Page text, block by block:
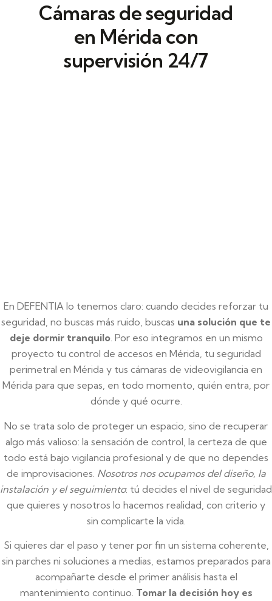
Cámaras de seguridad
en Mérida con
supervisión 24/7
En DEFENTIA lo tenemos claro: cuando decides reforzar tu
seguridad, no buscas más ruido, buscas una solución que te
deje dormir tranquilo. Por eso integramos en un mismo
proyecto tu control de accesos en Mérida, tu seguridad
perimetral en Mérida y tus cámaras de videovigilancia en
Mérida para que sepas, en todo momento, quién entra, por
dónde y qué ocurre.
No se trata solo de proteger un espacio, sino de recuperar
algo más valioso: la sensación de control, la certeza de que
todo está bajo vigilancia profesional y de que no dependes
de improvisaciones. Nosotros nos ocupamos del diseño, la
instalación y el seguimiento: tú decides el nivel de seguridad
que quieres y nosotros lo hacemos realidad, con criterio y
sin complicarte la vida.
Si quieres dar el paso y tener por fin un sistema coherente,
sin parches ni soluciones a medias, estamos preparados para
acompañarte desde el primer análisis hasta el
mantenimiento continuo. Tomar la decisión hoy es